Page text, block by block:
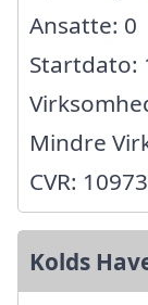
Ansatte: 0
Startdato:
Mindre
CVR:
Kolds